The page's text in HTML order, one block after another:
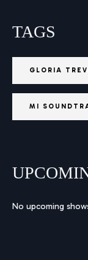
TAGS
GLORIA
MI
No upcoming